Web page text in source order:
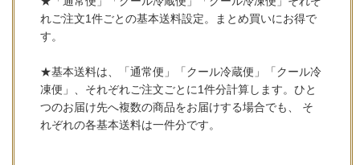
れご注文1件ごとの基本送料設定。まとめ買いにお得で
す。
★基本送料は、「通常便」「クール冷蔵便」「クール冷
凍便」、それぞれご注文ごとに1件分計算します。ひと
つのお届け先へ複数の商品をお届けする場合でも、 そ
れぞれの各基本送料は一件分です。